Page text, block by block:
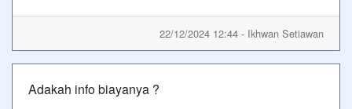
22/12/2024 12:44 - Ikhwan Setiawan
Adakah info biayanya ?